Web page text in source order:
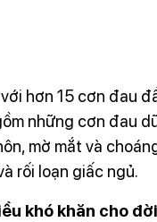
hơn 15 cơn đau
những cơn đau
mờ mắt và
rối loạn giấc ngủ.
khó khăn cho